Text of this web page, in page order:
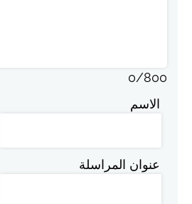
0/800
الاسم
عنوان المراسلة